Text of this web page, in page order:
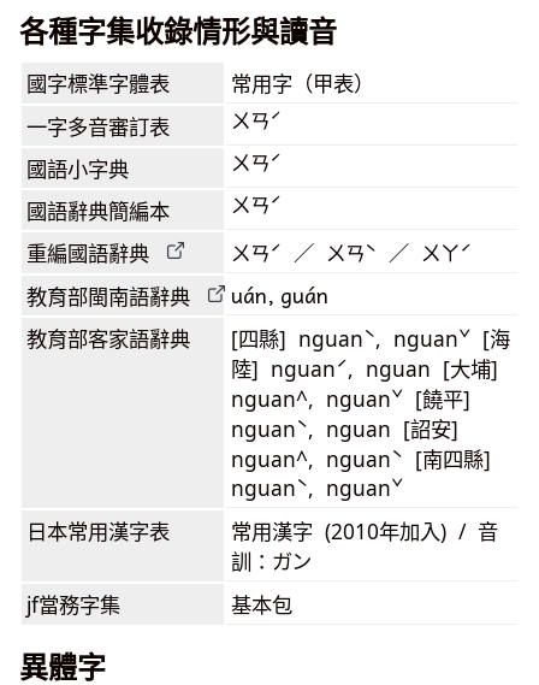
各種字集收錄情形與讀音
國字標準字體表 常用字（甲表）
一字多音審訂表 ㄨㄢˊ
國語小字典 ㄨㄢˊ
國語辭典簡編本 ㄨㄢˊ
重編國語辭典 ㄨㄢˊ ／ ㄨㄢˋ ／ ㄨㄚˊ
教育部閩南語辭典 uán, guán
教育部客家語辭典
[四縣] nguanˋ, nguanˇ [海
陸] nguanˊ, nguan [大埔]
nguan^, nguanˇ [饒平]
nguanˋ, nguan [詔安]
nguan^, nguanˋ [南四縣]
nguanˋ, nguanˇ
日本常用漢字表
常用漢字 (2010年加入) / 音
訓：ガン
jf當務字集 基本包
異體字